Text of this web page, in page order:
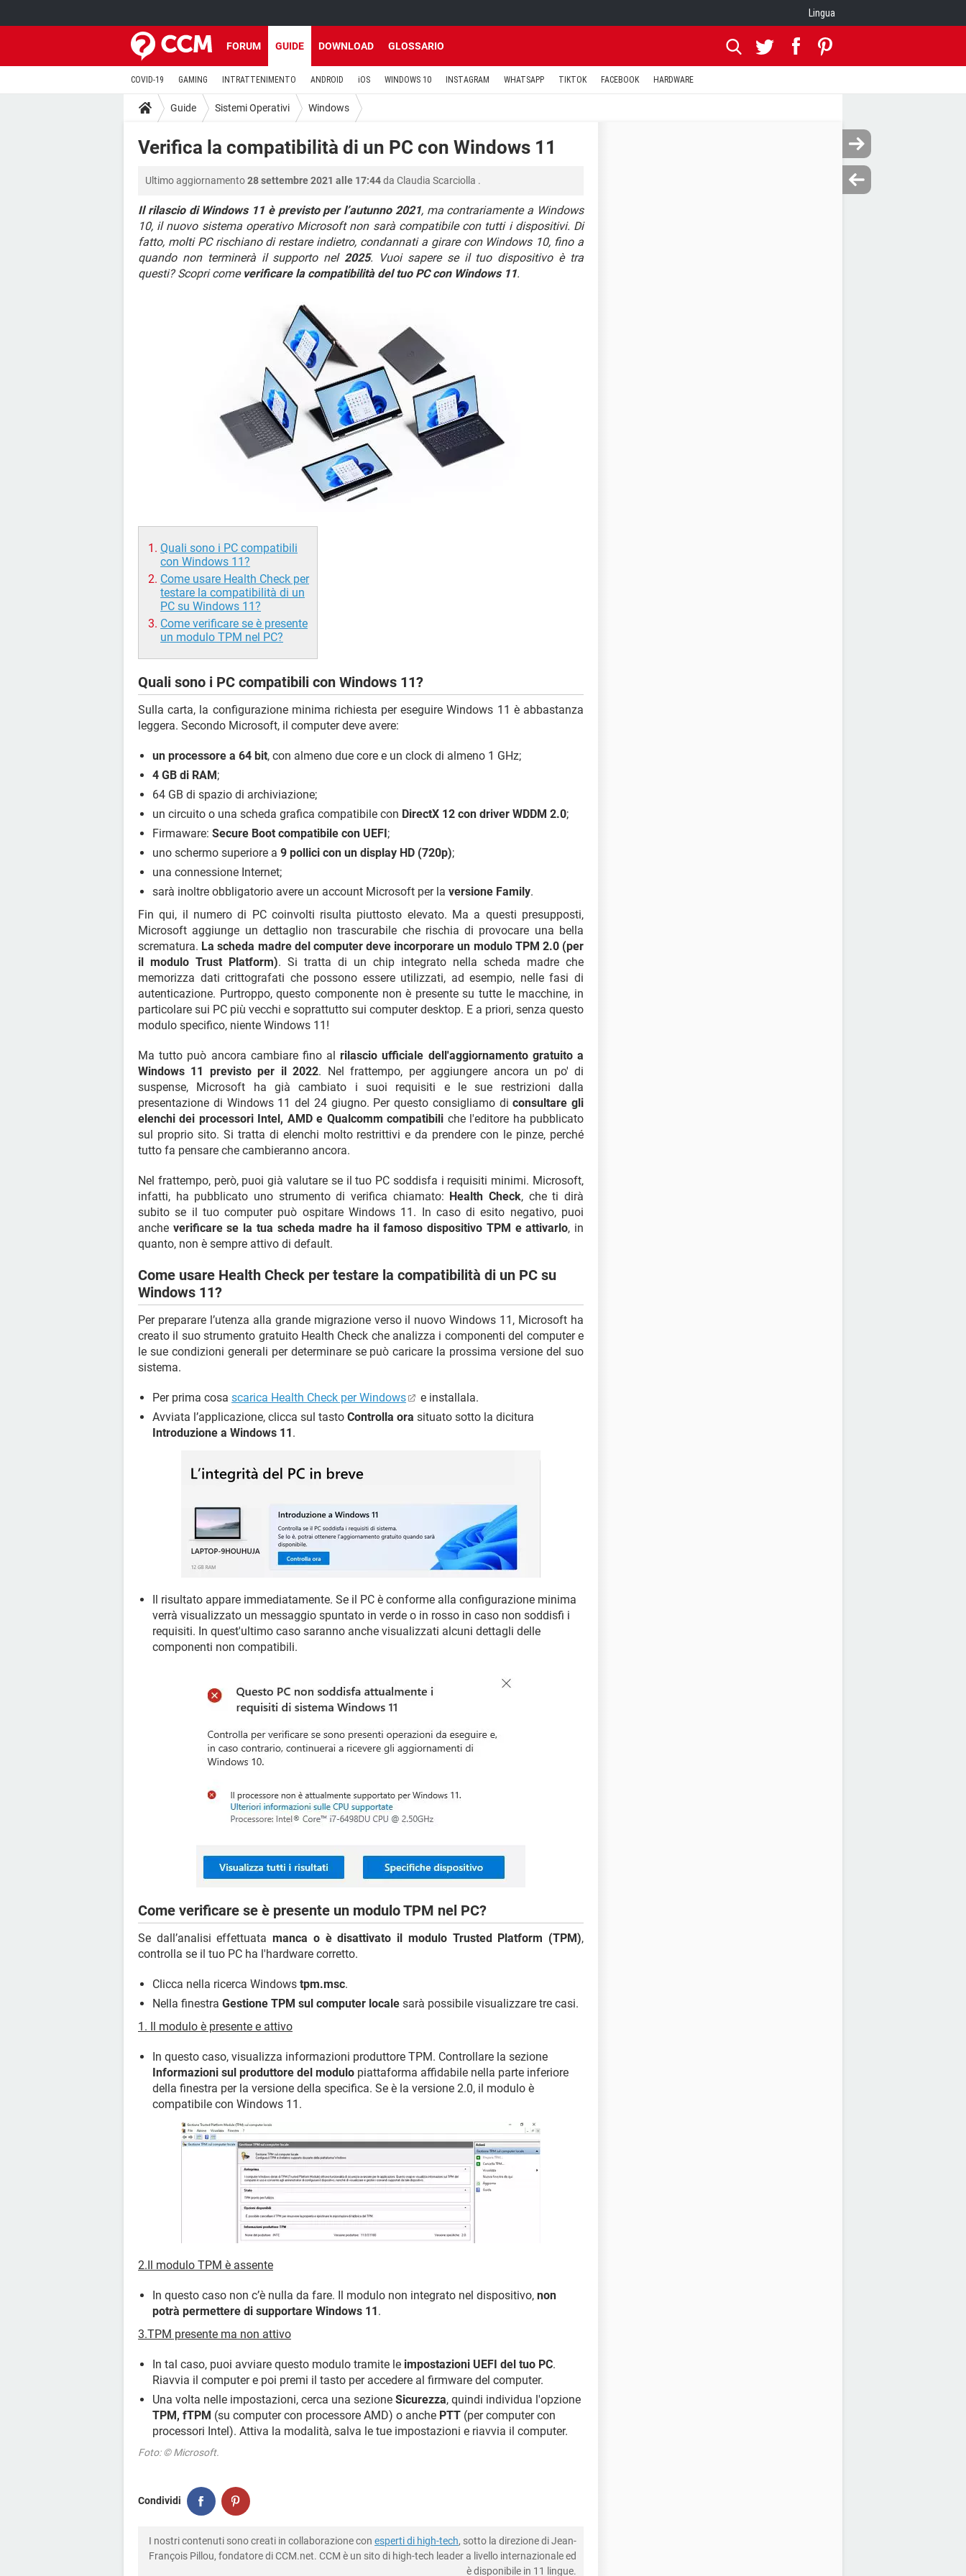
Lingua
FORUM GUIDE DOWNLOAD GLOSSARIO
COVID-19 GAMING INTRATTENIMENTO ANDROID iOS WINDOWS 10 INSTAGRAM WHATSAPP TIKTOK FACEBOOK HARDWARE
Guide Sistemi Operativi Windows
Verifica la compatibilità di un PC con Windows 11
Ultimo aggiornamento28 settembre 2021 alle 17:44da Claudia Scarciolla .
Il rilascio di Windows 11 è previsto per l’autunno 2021, ma contrariamente a Windows
10, il nuovo sistema operativo Microsoft non sarà compatibile con tutti i dispositivi. Di
fatto, molti PC rischiano di restare indietro, condannati a girare con Windows 10, fino a
quando non terminerà il supporto nel 2025. Vuoi sapere se il tuo dispositivo è tra
questi? Scopri come verificare la compatibilità del tuo PC con Windows 11.
Quali sono i PC compatibili
con Windows 11?
Come usare Health Check per
testare la compatibilità di un
PC su Windows 11?
Come verificare se è presente
un modulo TPM nel PC?
Quali sono i PC compatibili con Windows 11?
Sulla carta, la configurazione minima richiesta per eseguire Windows 11 è abbastanza
leggera. Secondo Microsoft, il computer deve avere:
un processore a 64 bit, con almeno due core e un clock di almeno 1 GHz;
4 GB di RAM;
64 GB di spazio di archiviazione;
un circuito o una scheda grafica compatibile con DirectX 12 con driver WDDM 2.0;
Firmaware: Secure Boot compatibile con UEFI;
uno schermo superiore a 9 pollici con un display HD (720p);
una connessione Internet;
sarà inoltre obbligatorio avere un account Microsoft per la versione Family.
Fin qui, il numero di PC coinvolti risulta piuttosto elevato. Ma a questi presupposti,
Microsoft aggiunge un dettaglio non trascurabile che rischia di provocare una bella
scrematura. La scheda madre del computer deve incorporare un modulo TPM 2.0 (per
il modulo Trust Platform). Si tratta di un chip integrato nella scheda madre che
memorizza dati crittografati che possono essere utilizzati, ad esempio, nelle fasi di
autenticazione. Purtroppo, questo componente non è presente su tutte le macchine, in
particolare sui PC più vecchi e soprattutto sui computer desktop. E a priori, senza questo
modulo specifico, niente Windows 11!
Ma tutto può ancora cambiare fino alrilascio ufficiale dell'aggiornamento gratuito a
Windows 11 previsto per il 2022. Nel frattempo, per aggiungere ancora un po' di
suspense, Microsoft ha già cambiato i suoi requisiti e le sue restrizioni dalla
presentazione di Windows 11 del 24 giugno. Per questo consigliamo diconsultare gli
elenchi dei processori Intel, AMD e Qualcomm compatibili che l'editore ha pubblicato
sul proprio sito. Si tratta di elenchi molto restrittivi e da prendere con le pinze, perché
tutto fa pensare che cambieranno ancora.
Nel frattempo, però, puoi già valutare se il tuo PC soddisfa i requisiti minimi. Microsoft,
infatti, ha pubblicato uno strumento di verifica chiamato: Health Check, che ti dirà
subito se il tuo computer può ospitare Windows 11. In caso di esito negativo, puoi
anche verificare se la tua scheda madre ha il famoso dispositivo TPM e attivarlo, in
quanto, non è sempre attivo di default.
Come usare Health Check per testare la compatibilità di un PC su
Windows 11?
Per preparare l’utenza alla grande migrazione verso il nuovo Windows 11, Microsoft ha
creato il suo strumento gratuito Health Check che analizza i componenti del computer e
le sue condizioni generali per determinare se può caricare la prossima versione del suo
sistema.
Per prima cosa scarica Health Check per Windows
e installala.
Avviata l’applicazione, clicca sul tasto Controlla ora situato sotto la dicitura
Introduzione a Windows 11.
Il risultato appare immediatamente. Se il PC è conforme alla configurazione minima
verrà visualizzato un messaggio spuntato in verde o in rosso in caso non soddisfi i
requisiti. In quest'ultimo caso saranno anche visualizzati alcuni dettagli delle
componenti non compatibili.
Come verificare se è presente un modulo TPM nel PC?
Se dall’analisi effettuatamanca o è disattivato il modulo Trusted Platform (TPM),
controlla se il tuo PC ha l'hardware corretto.
Clicca nella ricerca Windows tpm.msc.
Nella finestra Gestione TPM sul computer locale sarà possibile visualizzare tre casi.
1. Il modulo è presente e attivo
In questo caso, visualizza informazioni produttore TPM. Controllare la sezione
Informazioni sul produttore del modulo piattaforma affidabile nella parte inferiore
della finestra per la versione della specifica. Se è la versione 2.0, il modulo è
compatibile con Windows 11.
2.Il modulo TPM è assente
In questo caso non c’è nulla da fare. Il modulo non integrato nel dispositivo, non
potrà permettere di supportare Windows 11.
3.TPM presente ma non attivo
In tal caso, puoi avviare questo modulo tramite le impostazioni UEFI del tuo PC.
Riavvia il computer e poi premi il tasto per accedere al firmware del computer.
Una volta nelle impostazioni, cerca una sezione Sicurezza, quindi individua l'opzione
TPM, fTPM (su computer con processore AMD) o anche PTT (per computer con
processori Intel). Attiva la modalità, salva le tue impostazioni e riavvia il computer.
Foto: © Microsoft.
Condividi
I nostri contenuti sono creati in collaborazione con esperti di high-tech, sotto la direzione di Jean-
François Pillou, fondatore di CCM.net. CCM è un sito di high-tech leader a livello internazionale ed
è disponibile in 11 lingue.